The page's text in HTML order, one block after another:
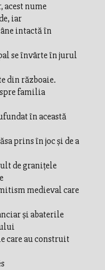
acest nume
iar
intactă în
se învârte în jurul
din războaie.
familia
în această
prins în joc și de a
de granițele
medieval care
și abaterile
care au construit